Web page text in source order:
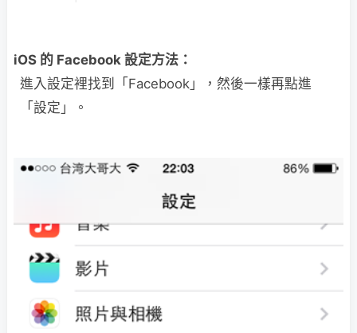
iOS 的 Facebook 設定方法：
進入設定裡找到「Facebook」，然後一樣再點進
「設定」。